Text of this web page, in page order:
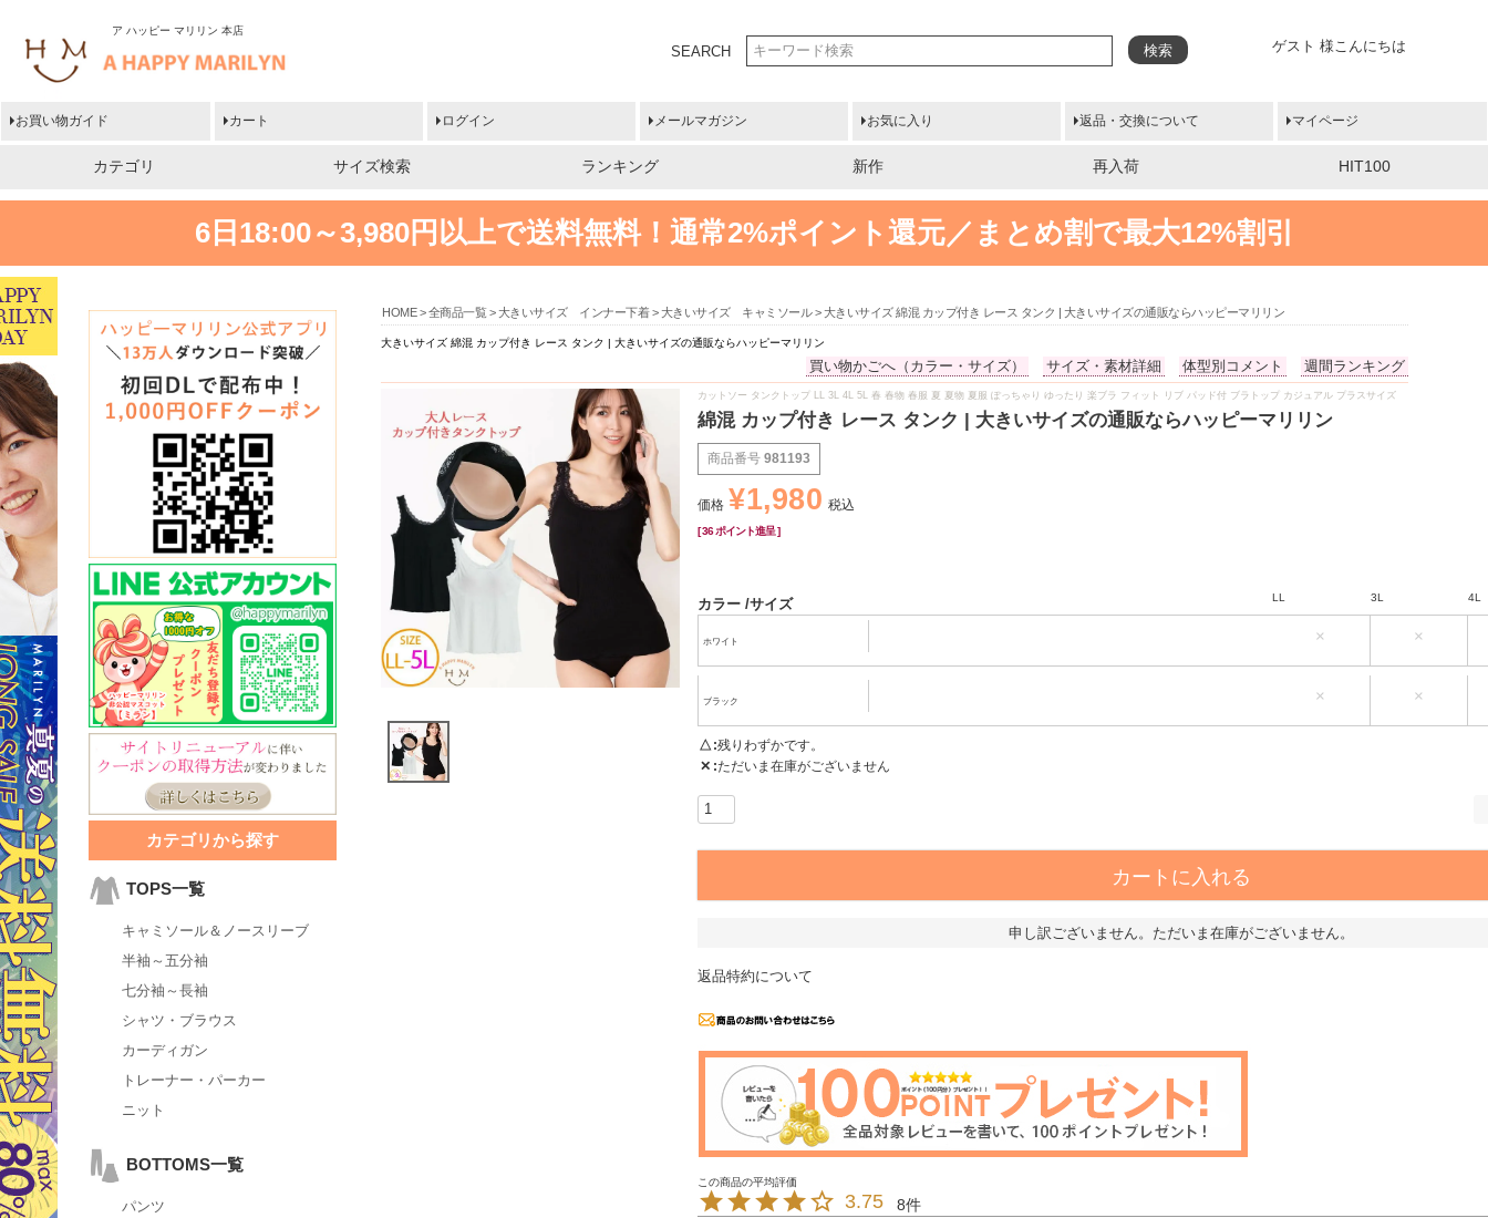
ア ハッピー マリリン 本店
ゲスト 様こんにちは
SEARCH 検索
お買い物ガイド カート ログイン メールマガジン お気に入り 返品・交換について マイページ
カテゴリ サイズ検索 ランキング 新作 再入荷 HIT100
6日18:00～3,980円以上で送料無料！ 通常2%ポイント還元／まとめ割で最大12%割引
カテゴリから探す
TOPS一覧
キャミソール＆ノースリーブ
半袖～五分袖
七分袖～長袖
シャツ・ブラウス
カーディガン
トレーナー・パーカー
ニット
BOTTOMS一覧
パンツ
HOME 全商品一覧 大きいサイズ インナー下着 大きいサイズ キャミソール 大きいサイズ 綿混 カップ付き レース タンク | 大きいサイズの通販ならハッピーマリリン
大きいサイズ 綿混 カップ付き レース タンク | 大きいサイズの通販ならハッピーマリリン
買い物かごへ（カラー・サイズ） サイズ・素材詳細 体型別コメント 週間ランキング
カットソー タンクトップ LL 3L 4L 5L 春 春物 春服 夏 夏物 夏服 ぽっちゃり ゆったり 楽ブラ フィット リブ パッド付 ブラトップ カジュアル プラスサイズ
綿混 カップ付き レース タンク | 大きいサイズの通販ならハッピーマリリン
商品番号 981193
価格 ¥1,980 税込
[36 ポイント進呈 ]
カラー サイズ
ホワイト
LL
×
3L
×
4L
ブラック × ×
△ 残りわずかです。
✕ ただいま在庫がございません
カートに入れる
申し訳ございません。ただいま在庫がございません。
返品特約について
3.75 8